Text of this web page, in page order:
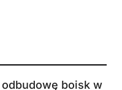
boisk w